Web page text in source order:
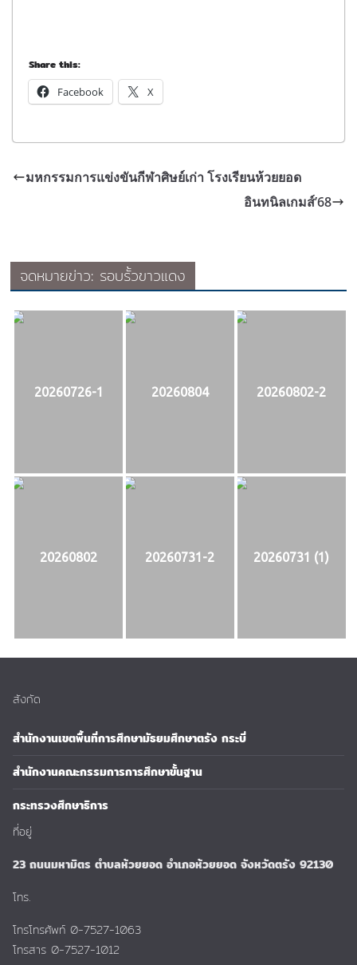
Share this:
Facebook X
มหกรรมการแข่งขันกีฬาศิษย์เก่า โรงเรียนห้วยยอด
อินทนิลเกมส์’68
จดหมายข่าว: รอบรั้วขาวแดง
20260726-1 20260804 20260802-2
20260802 20260731-2 20260731 (1)
สังกัด
สำนักงานเขตพื้นที่การศึกษามัธยมศึกษาตรัง กระบี่
สำนักงานคณะกรรมการการศึกษาขั้นฐาน
กระทรวงศึกษาธิการ
ที่อยู่
23 ถนนมหามิตร ตำบลห้วยยอด อำเภอห้วยยอด จังหวัดตรัง 92130
โทร.
โทรโทรศัพท์ 0-7527-1063
โทรสาร 0-7527-1012